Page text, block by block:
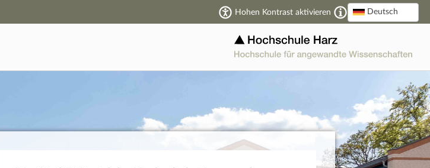
Hauptnavigation
Fußzeile
Hohen Kontrast aktivieren Deutsch